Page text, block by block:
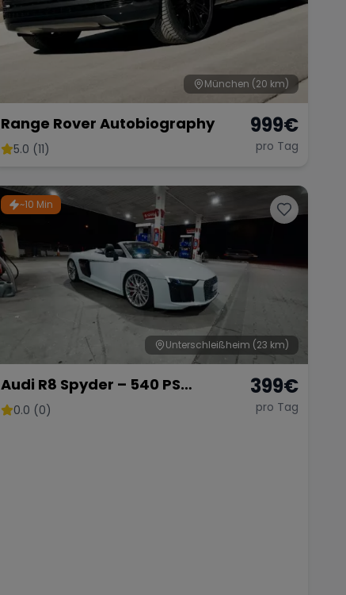
München (20 km)
Range Rover Autobiography
5.0 (11)
999€
pro Tag
~10 Min
Unterschleißheim (23 km)
Audi R8 Spyder – 540 PS
Cabriolet
0.0 (0)
399€
pro Tag